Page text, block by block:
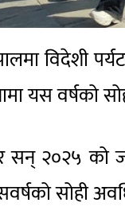
विदेशी
यस वर्षको
सन् २०२५ को